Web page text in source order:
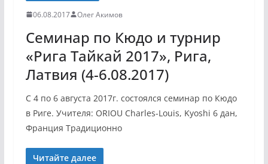
06.08.2017 Олег Акимов
Семинар по Кюдо и турнир
«Рига Тайкай 2017», Рига,
Латвия (4-6.08.2017)
С 4 по 6 августа 2017г. состоялся семинар по Кюдо
в Риге. Учителя: ORIOU Charles-Louis, Kyoshi 6 дан,
Франция Традиционно
Читайте далее